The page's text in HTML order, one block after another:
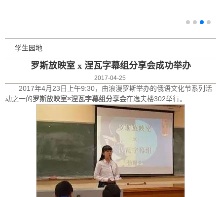
学生园地
罗斯放映室 x 涅瓦字幕组分享会成功举办
2017-04-25
2017年4月23日上午9:30，由浪漫罗斯举办的俄语文化节系列活
动之一的罗斯放映室×涅瓦字幕组分享会在逸夫楼302举行。